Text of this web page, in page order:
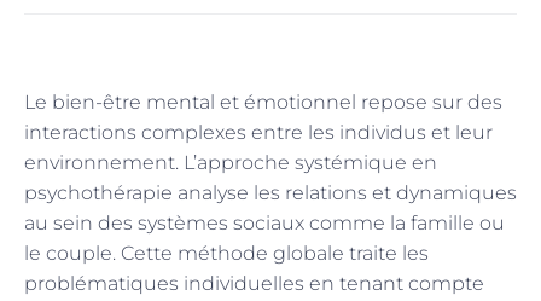
Le bien-être mental et émotionnel repose sur des
interactions complexes entre les individus et leur
environnement. L’approche systémique en
psychothérapie analyse les relations et dynamiques
au sein des systèmes sociaux comme la famille ou
le couple. Cette méthode globale traite les
problématiques individuelles en tenant compte